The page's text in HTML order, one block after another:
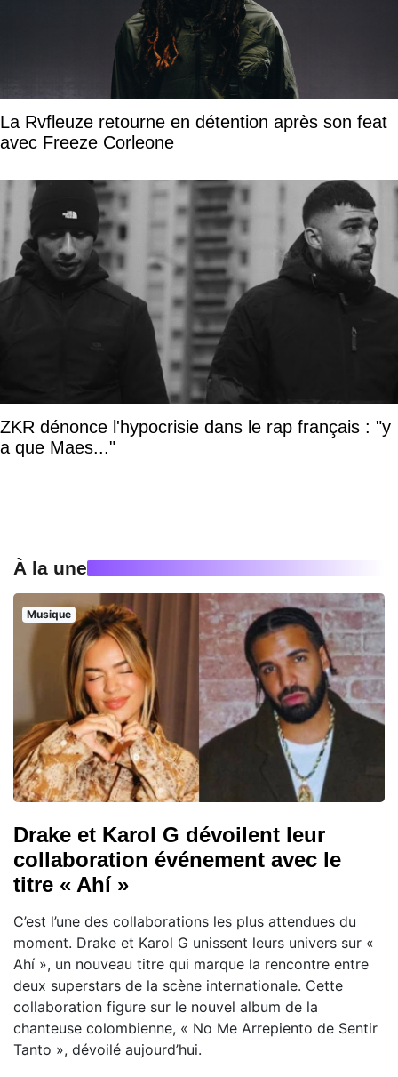
La Rvfleuze retourne en détention après son feat
avec Freeze Corleone
ZKR dénonce l'hypocrisie dans le rap français : "y
a que Maes..."
À la une
Musique
Drake et Karol G dévoilent leur
collaboration événement avec le
titre « Ahí »
C’est l’une des collaborations les plus attendues du
moment. Drake et Karol G unissent leurs univers sur «
Ahí », un nouveau titre qui marque la rencontre entre
deux superstars de la scène internationale. Cette
collaboration figure sur le nouvel album de la
chanteuse colombienne, « No Me Arrepiento de Sentir
Tanto », dévoilé aujourd’hui.